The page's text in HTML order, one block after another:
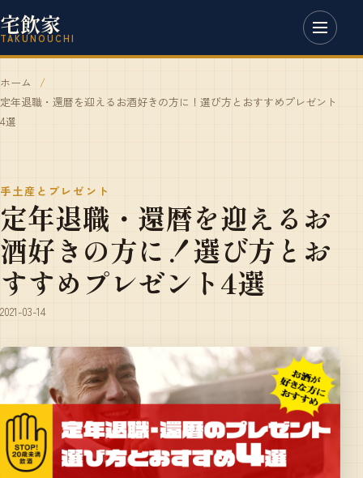
宅飲家
TAKUNOUCHI
ホーム
定年退職・還暦を迎えるお酒好きの方に！選び方とおすすめプレゼント
4選
手土産とプレゼント
定年退職・還暦を迎えるお
酒好きの方に！選び方とお
すすめプレゼント4選
2021-03-14